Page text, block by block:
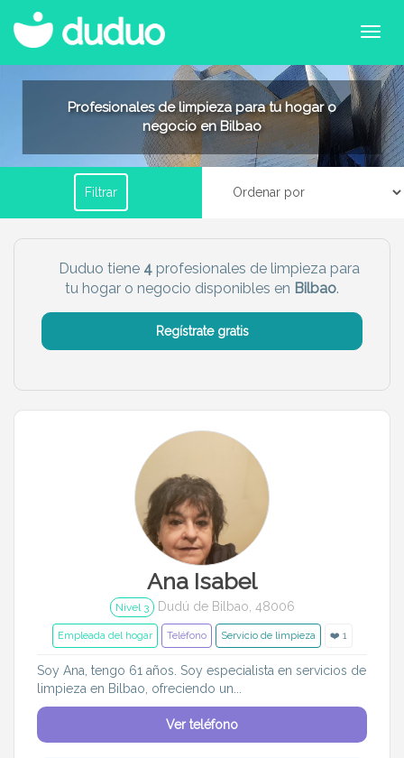
Profesionales de limpieza para tu hogar o
negocio en Bilbao
Filtrar
Filtrar por horario
Chico Chica
Más servicio del dudú
Canguro Profesor
Entrenador Asistente
Empleada del hogar Limpieza ocasional
Limpieza de oficina
Limpieza de platos Limpieza general
Almacenamiento
Duduo tiene 4profesionales de limpieza para
tu hogar o negocio disponibles en Bilbao.
Regístrate gratis
Ana Isabel
Nivel 3 Dudú de Bilbao, 48006
Empleada del hogar Teléfono Servicio de limpieza ❤️ 1
Soy Ana, tengo 61 años. Soy especialista en servicios de
limpieza en Bilbao, ofreciendo un...
Ver teléfono